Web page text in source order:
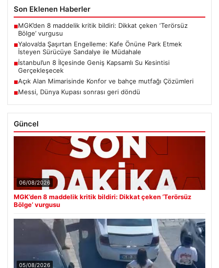
Son Eklenen Haberler
■MGK’den 8 maddelik kritik bildiri: Dikkat çeken ‘Terörsüz
Bölge’ vurgusu
■Yalova’da Şaşırtan Engelleme: Kafe Önüne Park Etmek
İsteyen Sürücüye Sandalye ile Müdahale
■İstanbul’un 8 İlçesinde Geniş Kapsamlı Su Kesintisi
Gerçekleşecek
■Açık Alan Mimarisinde Konfor ve bahçe mutfağı Çözümleri
■Messi, Dünya Kupası sonrası geri döndü
Güncel
06/08/2026
MGK’den 8 maddelik kritik bildiri: Dikkat çeken ‘Terörsüz
Bölge’ vurgusu
05/08/2026